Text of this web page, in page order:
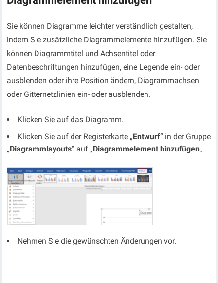
Sie können Diagramme leichter verständlich gestalten,
indem Sie zusätzliche Diagrammelemente hinzufügen. Sie
können Diagrammtitel und Achsentitel oder
Datenbeschriftungen hinzufügen, eine Legende ein- oder
ausblenden oder ihre Position ändern, Diagrammachsen
oder Gitternetzlinien ein- oder ausblenden.
Klicken Sie auf das Diagramm.
Klicken Sie auf der Registerkarte „Entwurf“ in der Gruppe
„Diagrammlayouts“ auf „Diagrammelement hinzufügen„.
Nehmen Sie die gewünschten Änderungen vor.